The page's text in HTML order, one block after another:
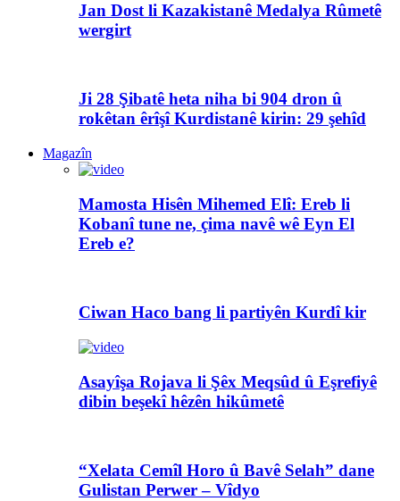
Jan Dost li Kazakistanê Medalya Rûmetê
wergirt
Ji 28 Şibatê heta niha bi 904 dron û
rokêtan êrîşî Kurdistanê kirin: 29 şehîd
Magazîn
Mamosta Hisên Mihemed Elî: Ereb li
Kobanî tune ne, çima navê wê Eyn El
Ereb e?
Ciwan Haco bang li partiyên Kurdî kir
Asayîşa Rojava li Şêx Meqsûd û Eşrefiyê
dibin beşekî hêzên hikûmetê
“Xelata Cemîl Horo û Bavê Selah” dane
Gulistan Perwer – Vîdyo